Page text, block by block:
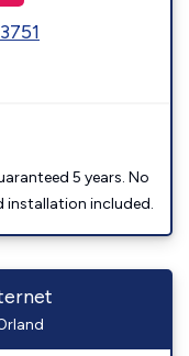
5 years. No
installation included.